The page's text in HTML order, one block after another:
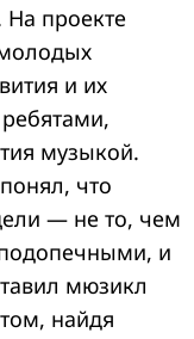
На проекте
и их
музыкой.
что
— не то, чем
и
мюзикл
найдя